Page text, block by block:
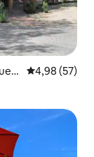
4,98 de uma
4,98 (57)